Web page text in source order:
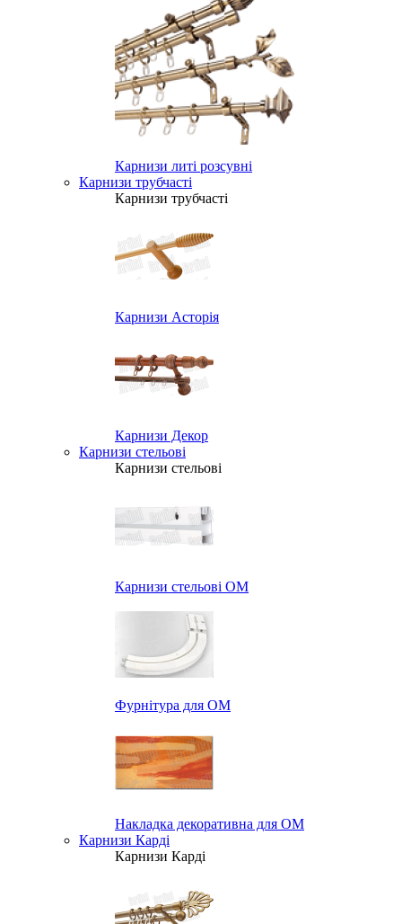
Карнизи литі розсувні
Карнизи трубчасті
Карнизи трубчасті
Карнизи Асторія
Карнизи Декор
Карнизи стельові
Карнизи стельові
Карнизи стельові ОМ
Фурнітура для ОМ
Накладка декоративна для ОМ
Карнизи Карді
Карнизи Карді